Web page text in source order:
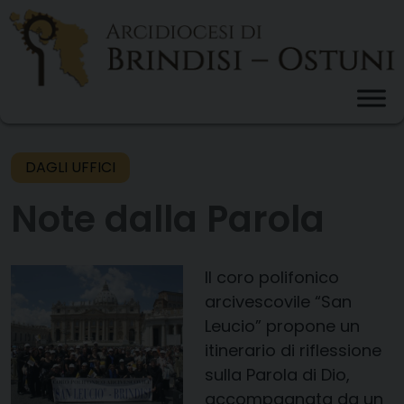
Skip
content
DAGLI UFFICI
Il coro polifonico
arcivescovile “San
Leucio” propone un
itinerario di riflessione
sulla Parola di Dio,
accompagnata da un